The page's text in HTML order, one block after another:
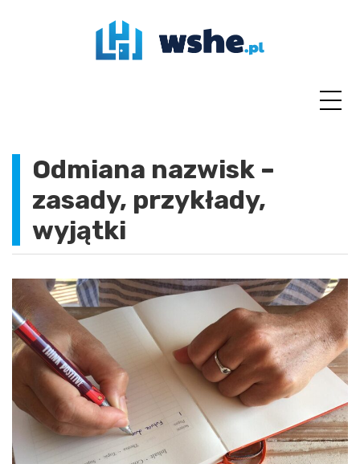
Odmiana nazwisk –
zasady, przykłady,
wyjątki